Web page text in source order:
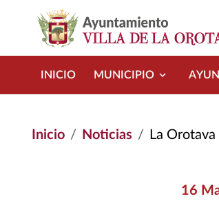
INICIO MUNICIPIO
Inicio Noticias La Orotava Se
16